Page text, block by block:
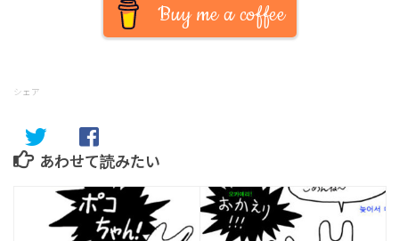
Buy me a coffee
シェア
あわせて読みたい